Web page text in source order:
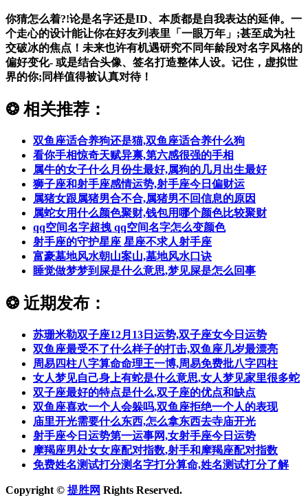
你猜怎么着?!论是名字还是ID、本质都是自我表达的延伸。一
个走心的设计能让你在好友列表里「一眼万年」;甚至成为社
交破冰的焦点！未来也许有机遇研究不同年龄段对名字风格的
偏好变化- 或是结合头像、签名打造整体人设。记住，虚拟世
界的你;同样值得被认真对待！
❂ 相关推荐：
双鱼座适合养狗还是猫,双鱼座适合养什么狗
看你手相惊奇天赋异禀,第六感很强的手相
属牛的女子什么月份生最好,属狗的几月出生最好
狮子座和射手座感情运势,射手座今日偏财运
属猪女跟属猪男合不合,属猪男不回信息的原因
属蛇女用什么颜色聚财,钱包用哪个颜色比较聚财
qq空间名字超拽 qq空间名字怎么变颜色
射手座的守护星座 星座不求人射手座
富豪墓地风水朝山案山,墓地风水口诀
睡觉做梦梦到屎是什么意思,梦见屎是怎么回事
❂ 近期发布：
苏珊米勒双子座12月13日运势,双子座女今日运势
双鱼座最受不了什么样子的打击,双鱼座几岁最漂亮
周易四柱八字算命命理王一博,周易免费批八字四柱
女人梦见自己身上有蛇是什么意思,女人梦见家里很多蛇
双子座最好的特点是什么,双子座的优点和缺点
双鱼座喜欢一个人会躲吗,双鱼座拒绝一个人的表现
庙里开光需要什么东西,怎么拿东西去寺庙开光
射手座今日运势第一运事网,女射手座今日运势
摩羯座男处女女座配对指数,射手和摩羯座配对指数
免费姓名测试打分测名字打分算命,姓名测试打分了解
Copyright © 提胜网 Rights Reserved.